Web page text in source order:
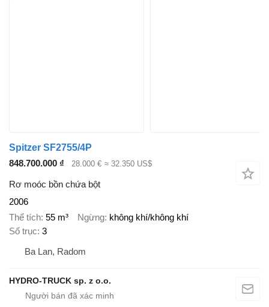
Spitzer SF2755/4P
848.700.000 ₫
28.000 € ≈ 32.350 US$
Rơ moóc bồn chứa bột
2006
Thể tích 55 m³ Ngừng không khí/không khí
Số trục 3
Ba Lan, Radom
HYDRO-TRUCK sp. z o.o.